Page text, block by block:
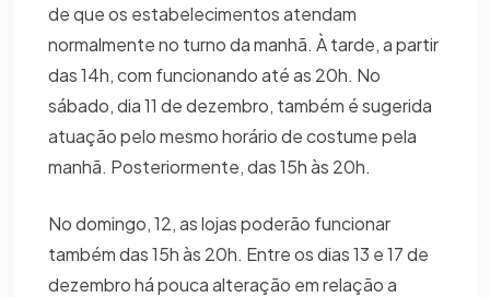
de que os estabelecimentos atendam
normalmente no turno da manhã. À tarde, a partir
das 14h, com funcionando até as 20h. No
sábado, dia 11 de dezembro, também é sugerida
atuação pelo mesmo horário de costume pela
manhã. Posteriormente, das 15h às 20h.
No domingo, 12, as lojas poderão funcionar
também das 15h às 20h. Entre os dias 13 e 17 de
dezembro há pouca alteração em relação a